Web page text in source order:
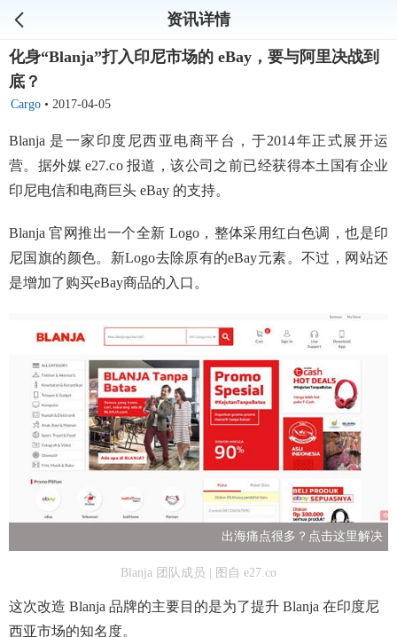
资讯详情
化身“Blanja”打入印尼市场的 eBay，要与阿里决战到
底？
Cargo • 2017-04-05
Blanja 是一家印度尼西亚电商平台，于2014年正式展开运
营。据外媒 e27.co 报道，该公司之前已经获得本土国有企业
印尼电信和电商巨头 eBay 的支持。
Blanja 官网推出一个全新 Logo，整体采用红白色调，也是印
尼国旗的颜色。新Logo去除原有的eBay元素。不过，网站还
是增加了购买eBay商品的入口。
出海痛点很多？点击这里解决
Blanja 团队成员 | 图自 e27.co
这次改造 Blanja 品牌的主要目的是为了提升 Blanja 在印度尼
西亚市场的知名度。